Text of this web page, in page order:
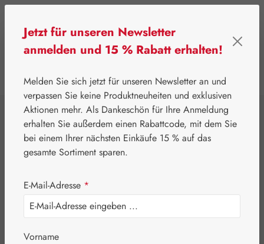
Leitner Lifecare Aromatherapie Embamed®
Krauseminzöl
Jetzt für unseren Newsletter
anmelden und 15 % Rabatt erhalten!
Melden Sie sich jetzt für unseren Newsletter an und
verpassen Sie keine Produktneuheiten und exklusiven
Aktionen mehr. Als Dankeschön für Ihre Anmeldung
erhalten Sie außerdem einen Rabattcode, mit dem Sie
bei einem Ihrer nächsten Einkäufe 15 % auf das
gesamte Sortiment sparen.
E-Mail-Adresse *
Vorname